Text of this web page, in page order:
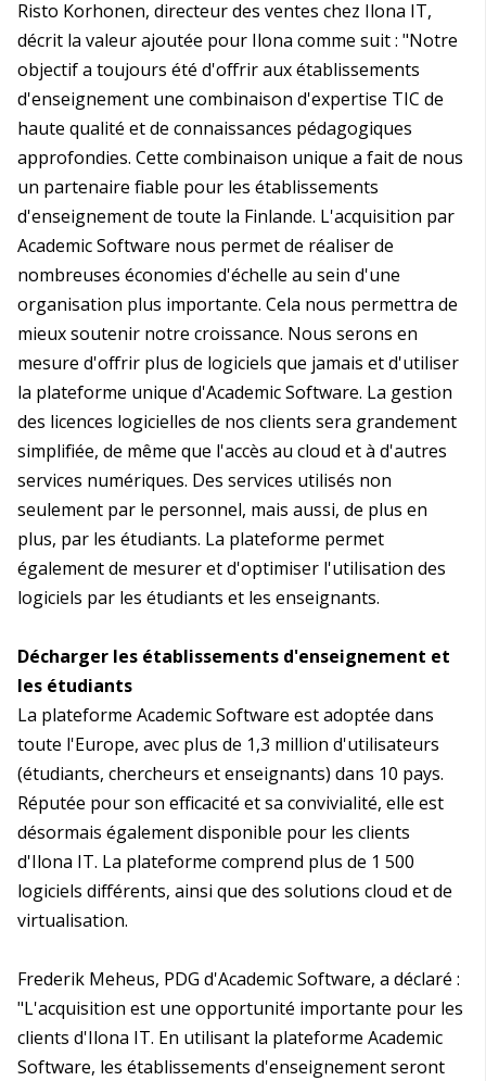
Risto Korhonen, directeur des ventes chez Ilona IT,
décrit la valeur ajoutée pour Ilona comme suit : "Notre
objectif a toujours été d'offrir aux établissements
d'enseignement une combinaison d'expertise TIC de
haute qualité et de connaissances pédagogiques
approfondies. Cette combinaison unique a fait de nous
un partenaire fiable pour les établissements
d'enseignement de toute la Finlande. L'acquisition par
Academic Software nous permet de réaliser de
nombreuses économies d'échelle au sein d'une
organisation plus importante. Cela nous permettra de
mieux soutenir notre croissance. Nous serons en
mesure d'offrir plus de logiciels que jamais et d'utiliser
la plateforme unique d'Academic Software. La gestion
des licences logicielles de nos clients sera grandement
simplifiée, de même que l'accès au cloud et à d'autres
services numériques. Des services utilisés non
seulement par le personnel, mais aussi, de plus en
plus, par les étudiants. La plateforme permet
également de mesurer et d'optimiser l'utilisation des
logiciels par les étudiants et les enseignants.
Décharger les établissements d'enseignement et
les étudiants
La plateforme Academic Software est adoptée dans
toute l'Europe, avec plus de 1,3 million d'utilisateurs
(étudiants, chercheurs et enseignants) dans 10 pays.
Réputée pour son efficacité et sa convivialité, elle est
désormais également disponible pour les clients
d'Ilona IT. La plateforme comprend plus de 1 500
logiciels différents, ainsi que des solutions cloud et de
virtualisation.
Frederik Meheus, PDG d'Academic Software, a déclaré :
"L'acquisition est une opportunité importante pour les
clients d'Ilona IT. En utilisant la plateforme Academic
Software, les établissements d'enseignement seront